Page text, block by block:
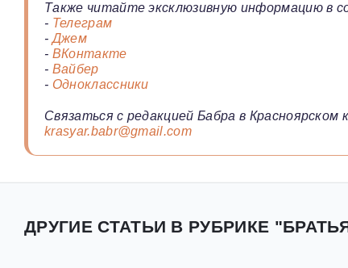
Также читайте эксклюзивную информацию в
- Телеграм
-Джем
- ВКонтакте
- Вайбер
- Одноклассники
Связаться с редакцией Бабра в Красноярском
krasyar.babr@gmail.com
ДРУГИЕ СТАТЬИ В РУБРИКЕ